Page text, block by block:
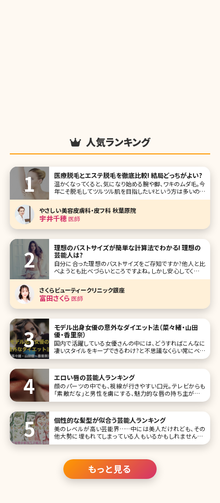
人気ランキング
医療脱毛とエステ脱毛を徹底比較! 結局どっちがよい?
温かくなってくると、気になり始める腕や脚、ワキのムダ毛。今
年こそ脱毛してツルツル肌を目指したい!という方は多いので
は?そんな脱毛を考えるときの永遠のテーマともいえるのが
「医療機関で脱毛するか、安いエステで脱毛するか」という
点。 結論から言うと、今の時代、脱毛は医療脱毛の方がオス
スメです。ここ
やさしい美容皮膚科・皮フ科 秋葉原院
宇井千穂 医師
理想のバストサイズが簡単な計算法でわかる! 理想の
芸能人は?
自分に合った理想のバストサイズをご存知ですか?他人と比
べようとも比べづらいところですよね。しかし安心してくださ
い。今回は簡単に算出できる計算法とともに、理想のバスト
を持つ芸能人達の美乳の秘訣までをご紹介します! 目次 1.
自分の理想のバストサイズを知ろう 1-1.理想のバストサイズ
の計算
さくらビューティークリニック銀座
富田さくら 医師
モデル出身女優の意外なダイエット法（菜々緒・山田
優・香里奈）
国内で活躍している女優さんの中には、どうすればこんなに
凄いスタイルをキープできるわけ?と不思議なくらい常にベス
トなスタイルを維持している方がいます。今回は3名の美女を
れでは、彼女たちがどのよ
エロい唇の芸能人ランキング
顔のパーツの中でも、視線が行きやすい口元。テレビからも
「素敵だな」と男性を虜にする、魅力的な唇の持ち主がいま
す。そこで今回は、唇がエロくセクシーな女性芸能人をランキ
Instagramで見る
個性的な髪型が似合う芸能人ランキング
美のレベルが高い芸能界……中には美人だけれども、その
他大勢に埋もれてしまっている人もいるかもしれません。し
かし、個性を発揮することで輝く人がいます!その個性のひと
囲気が変わるものです。 ここでは、そんな個性的な髪型にす
ることで注目を集めたり、
もっと見る